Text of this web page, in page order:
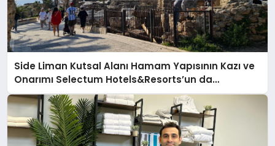
Side Liman Kutsal Alanı Hamam Yapısının Kazı ve
Onarımı Selectum Hotels&Resorts’un da
Katkılarıyla Tamamlandı